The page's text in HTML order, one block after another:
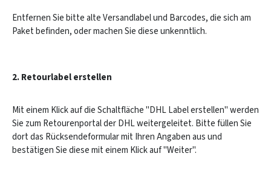
Entfernen Sie bitte alte Versandlabel und Barcodes, die sich am
Paket befinden, oder machen Sie diese unkenntlich.
2. Retourlabel erstellen
Mit einem Klick auf die Schaltfläche "DHL Label erstellen" werden
Sie zum Retourenportal der DHL weitergeleitet. Bitte füllen Sie
dort das Rücksendeformular mit Ihren Angaben aus und
bestätigen Sie diese mit einem Klick auf "Weiter".